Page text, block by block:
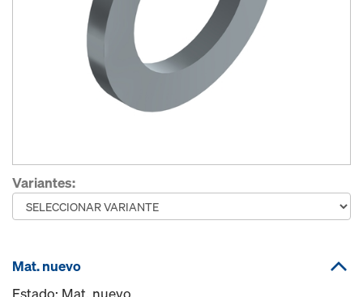
Variantes:
Mat. nuevo